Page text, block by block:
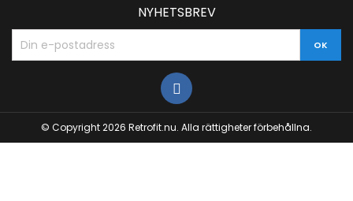
NYHETSBREV
© Copyright 2026 Retrofit.nu. Alla rättigheter förbehållna.